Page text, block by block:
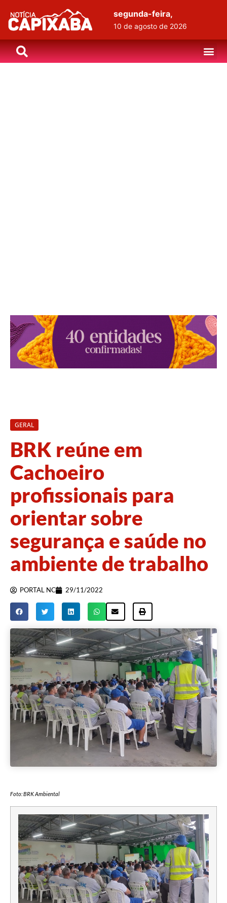
segunda-feira,
10 de agosto de 2026
GERAL
BRK reúne em
Cachoeiro
profissionais para
orientar sobre
segurança e saúde no
ambiente de trabalho
PORTAL NC 29/11/2022
Foto: BRK Ambiental